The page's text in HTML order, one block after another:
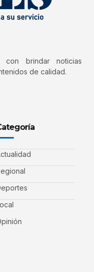
con brindar noticias
de calidad.